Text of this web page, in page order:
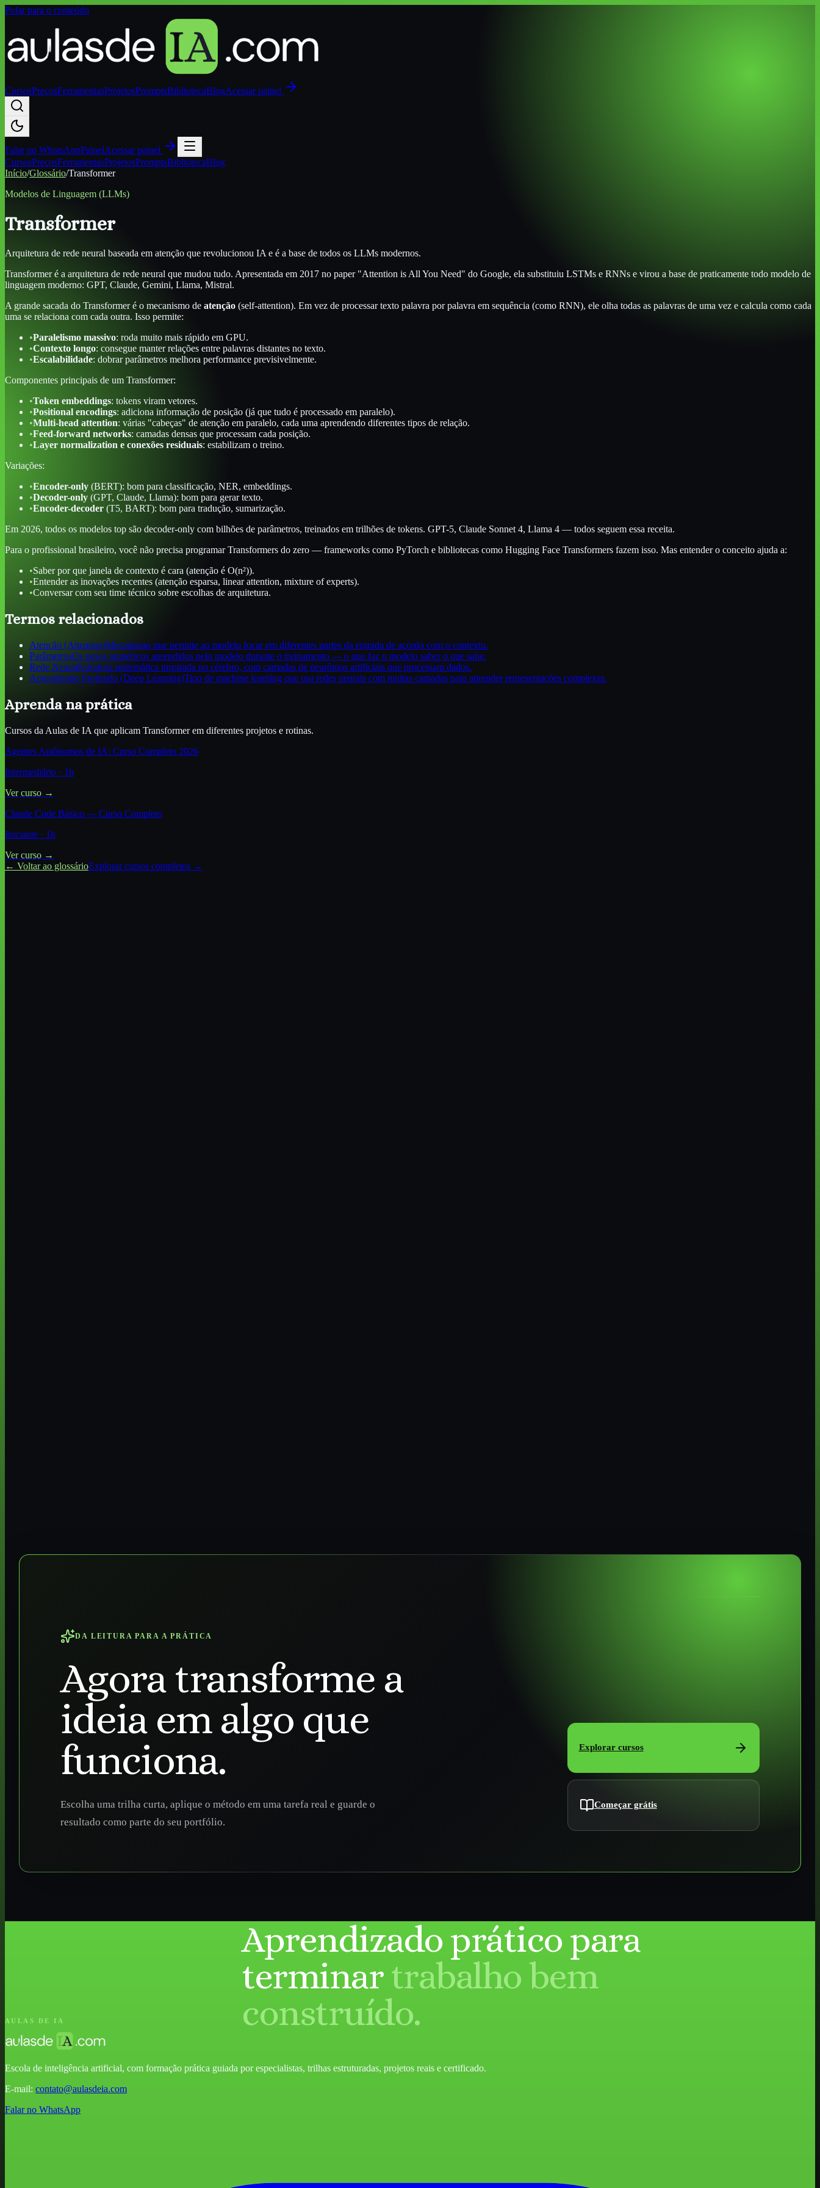
Pular para o conteúdo
CursosPreçosFerramentasProjetosPromptsBibliotecaBlogAcessar painel
Falar no WhatsAppPainelAcessar painel
CursosPreçosFerramentasProjetosPromptsBibliotecaBlog
Início/Glossário/Transformer
Modelos de Linguagem (LLMs)
Transformer
Arquitetura de rede neural baseada em atenção que revolucionou IA e é a base de todos os LLMs modernos.
Transformer é a arquitetura de rede neural que mudou tudo. Apresentada em 2017 no paper "Attention is All You Need" do Google, ela substituiu LSTMs e RNNs e virou a base de praticamente todo modelo de
linguagem moderno: GPT, Claude, Gemini, Llama, Mistral.
A grande sacada do Transformer é o mecanismo de atenção (self-attention). Em vez de processar texto palavra por palavra em sequência (como RNN), ele olha todas as palavras de uma vez e calcula como cada
uma se relaciona com cada outra. Isso permite:
•Paralelismo massivo: roda muito mais rápido em GPU.
•Contexto longo: consegue manter relações entre palavras distantes no texto.
•Escalabilidade: dobrar parâmetros melhora performance previsivelmente.
Componentes principais de um Transformer:
•Token embeddings: tokens viram vetores.
•Positional encodings: adiciona informação de posição (já que tudo é processado em paralelo).
•Multi-head attention: várias "cabeças" de atenção em paralelo, cada uma aprendendo diferentes tipos de relação.
•Feed-forward networks: camadas densas que processam cada posição.
•Layer normalization e conexões residuais: estabilizam o treino.
Variações:
•Encoder-only (BERT): bom para classificação, NER, embeddings.
•Decoder-only (GPT, Claude, Llama): bom para gerar texto.
•Encoder-decoder (T5, BART): bom para tradução, sumarização.
Em 2026, todos os modelos top são decoder-only com bilhões de parâmetros, treinados em trilhões de tokens. GPT-5, Claude Sonnet 4, Llama 4 — todos seguem essa receita.
Para o profissional brasileiro, você não precisa programar Transformers do zero — frameworks como PyTorch e bibliotecas como Hugging Face Transformers fazem isso. Mas entender o conceito ajuda a:
•Saber por que janela de contexto é cara (atenção é O(n²)).
•Entender as inovações recentes (atenção esparsa, linear attention, mixture of experts).
•Conversar com seu time técnico sobre escolhas de arquitetura.
Termos relacionados
Atenção (Attention)Mecanismo que permite ao modelo focar em diferentes partes da entrada de acordo com o contexto.
ParâmetrosOs pesos numéricos aprendidos pelo modelo durante o treinamento — o que faz o modelo saber o que sabe.
Rede NeuralEstrutura matemática inspirada no cérebro, com camadas de neurônios artificiais que processam dados.
Aprendizado Profundo (Deep Learning)Tipo de machine learning que usa redes neurais com muitas camadas para aprender representações complexas.
Aprenda na prática
Cursos da Aulas de IA que aplicam Transformerem diferentes projetos e rotinas.
Agentes Autônomos de IA: Curso Completo 2026
Intermediário · 1h
Ver curso →
Claude Code Básico — Curso Completo
Iniciante · 1h
Ver curso →
← Voltar ao glossárioExplorar cursos completos →
DA LEITURA PARA A PRÁTICA
Agora transforme a
ideia em algo que
funciona.
Escolha uma trilha curta, aplique o método em uma tarefa real e guarde o
resultado como parte do seu portfólio.
Explorar cursos
Começar grátis
AULAS DE IA
Aprendizado prático para
terminartrabalho bem
construído.
Escola de inteligência artificial, com formação prática guiada por especialistas, trilhas estruturadas, projetos reais e certificado.
E-mail: contato@aulasdeia.com
Falar no WhatsApp